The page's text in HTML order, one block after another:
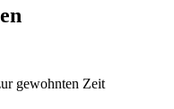
gewohnten Zeit